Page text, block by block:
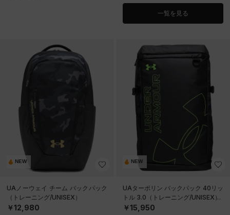
一覧を見る
NEW
UAノーウェイ チーム バックパック
（トレーニング/UNISEX）
￥12,980
NEW
UAターポリン バックパック 40リッ
トル 3.0（トレーニング/UNISEX）
￥15,950